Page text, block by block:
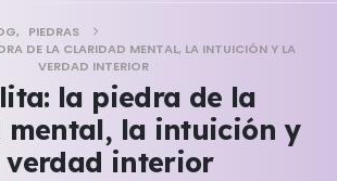
,
PIEDRAS
DE LA CLARIDAD MENTAL, LA INTUICIÓN Y LA
VERDAD INTERIOR
la piedra de la
mental, la intuición y
verdad interior